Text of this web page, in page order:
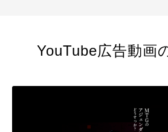
YouTube広告動画